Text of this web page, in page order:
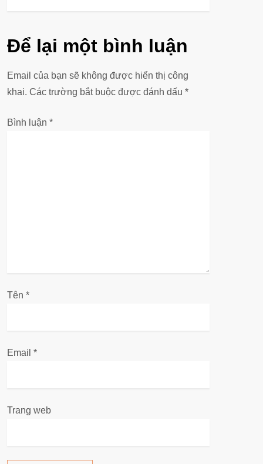
u
h
ư
ớ
i
t
Để lại một bình luận
Email của bạn sẽ không được hiển thị công
khai. Các trường bắt buộc được đánh dấu *
Bình luận *
Tên *
Email *
Trang web